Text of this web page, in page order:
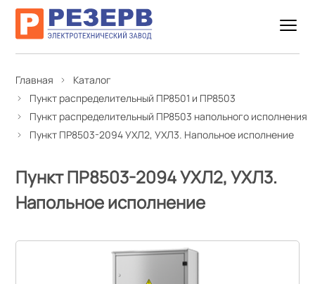
Главная
Каталог
Пункт распределительный ПР8501 и ПР8503
Пункт распределительный ПР8503 напольного исполнения
Пункт ПР8503-2094 УХЛ2, УХЛ3. Напольное исполнение
Пункт ПР8503-2094 УХЛ2, УХЛ3.
Напольное исполнение